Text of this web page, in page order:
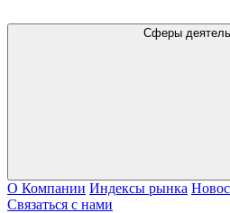
Сферы
О Компании Индексы рынка
Связаться с нами